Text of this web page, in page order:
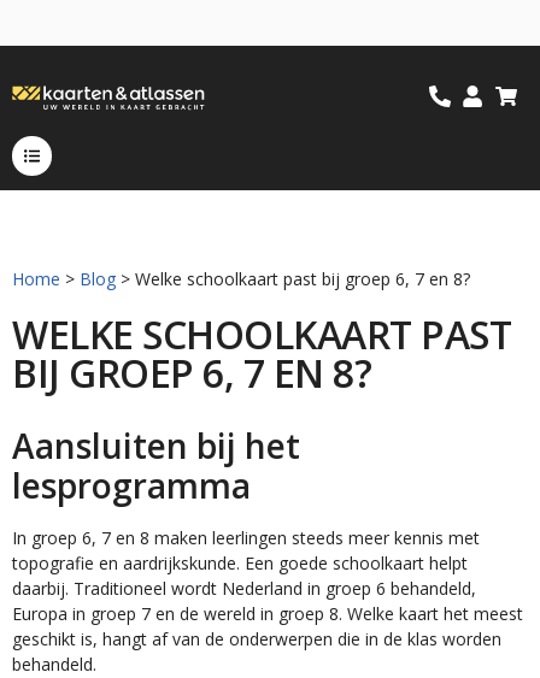
Home > Blog > Welke schoolkaart past bij groep 6, 7 en 8?
WELKE SCHOOLKAART PAST
BIJ GROEP 6, 7 EN 8?
Aansluiten bij het
lesprogramma
In groep 6, 7 en 8 maken leerlingen steeds meer kennis met
topografie en aardrijkskunde. Een goede schoolkaart helpt
daarbij. Traditioneel wordt Nederland in groep 6 behandeld,
Europa in groep 7 en de wereld in groep 8. Welke kaart het meest
geschikt is, hangt af van de onderwerpen die in de klas worden
behandeld.